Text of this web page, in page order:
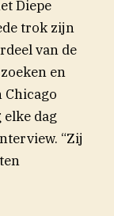
Diepe
trok zijn
van de
en
dag
“Zij